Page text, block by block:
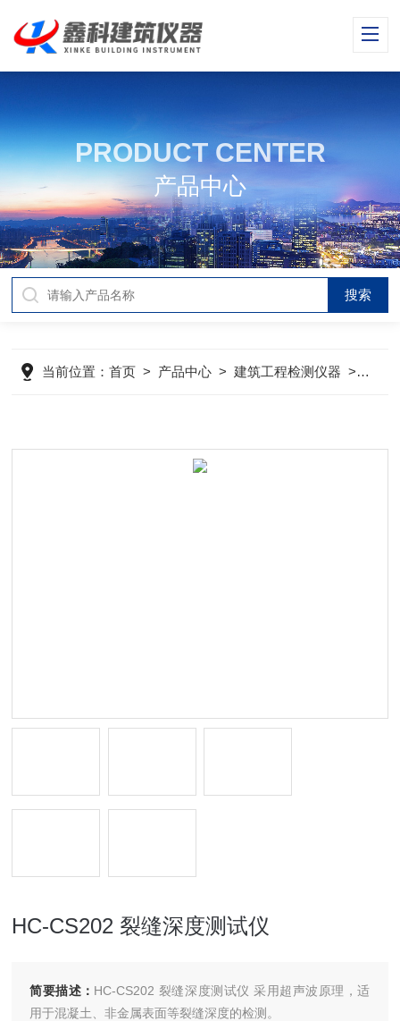
PRODUCT CENTER
产品中心
当前位置：首页 > 产品中心 >建筑工程检测仪器 > 钢筋
HC-CS202 裂缝深度测试仪
简要描述： HC-CS202 裂缝深度测试仪 采用超声波原理，适
用于混凝土、非金属表面等裂缝深度的检测。